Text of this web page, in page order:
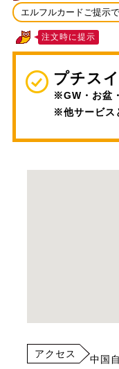
エルフルカードご提示で
注文時に提示
プチス
※GW・お盆
※他サービス
アクセス 中国